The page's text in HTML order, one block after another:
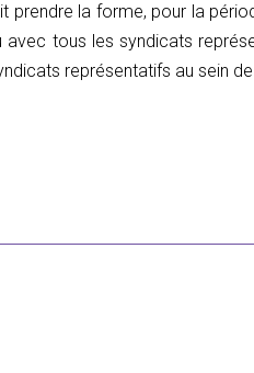
la forme, pour la
tous les syndicats
représentatifs au sein